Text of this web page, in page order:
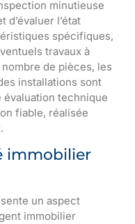
minutieuse
d’évaluer l’état
spécifiques,
travaux à
de pièces, les
installations sont
technique
fiable, réalisée
immobilier
un aspect
immobilier